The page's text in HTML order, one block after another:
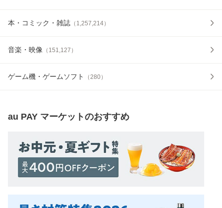
本・コミック・雑誌 （ 1,257,214）
音楽・映像 （ 151,127 ）
ゲーム機・ゲームソフト （280）
au PAY マーケットのおすすめ